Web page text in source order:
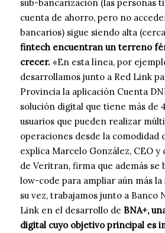
sub-bancarización (las personas
cuenta de ahorro, pero no
bancarios) sigue siendo alta
fintech encuentran un terreno
crecer. «En esta línea, por
desarrollamos junto a Red Link
Provincia la aplicación Cuenta
solución digital que tiene más de
usuarios que pueden realizar
operaciones desde la comodidad
explica Marcelo González, CEO y
de Veritran, firma que además se
low-code para ampliar aún más la
su vez, trabajamos junto a Banco
Link en el desarrollo de BNA+,
digital cuyo objetivo principal es